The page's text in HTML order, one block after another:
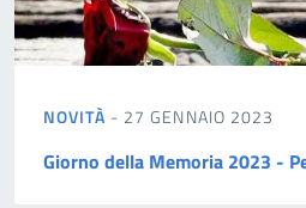
NOVITÀ - 27 GENNAIO 2023
Giorno della Memoria 2023 -